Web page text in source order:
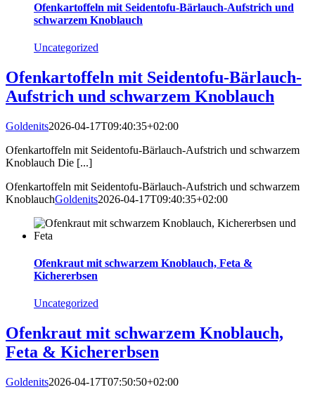
Ofenkartoffeln mit Seidentofu-Bärlauch-Aufstrich und
schwarzem Knoblauch
Uncategorized
Ofenkartoffeln mit Seidentofu-Bärlauch-
Aufstrich und schwarzem Knoblauch
Goldenits2026-04-17T09:40:35+02:00
Ofenkartoffeln mit Seidentofu-Bärlauch-Aufstrich und schwarzem
Knoblauch Die [...]
Ofenkartoffeln mit Seidentofu-Bärlauch-Aufstrich und schwarzem
KnoblauchGoldenits2026-04-17T09:40:35+02:00
Ofenkraut mit schwarzem Knoblauch, Feta &
Kichererbsen
Uncategorized
Ofenkraut mit schwarzem Knoblauch,
Feta & Kichererbsen
Goldenits2026-04-17T07:50:50+02:00